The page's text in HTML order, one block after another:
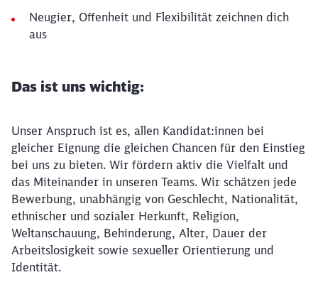
Neugier, Offenheit und Flexibilität zeichnen dich
aus
Das ist uns wichtig:
Unser Anspruch ist es, allen Kandidat:innen bei
gleicher Eignung die gleichen Chancen für den Einstieg
bei uns zu bieten. Wir fördern aktiv die Vielfalt und
das Miteinander in unseren Teams. Wir schätzen jede
Bewerbung, unabhängig von Geschlecht, Nationalität,
ethnischer und sozialer Herkunft, Religion,
Weltanschauung, Behinderung, Alter, Dauer der
Arbeitslosigkeit sowie sexueller Orientierung und
Identität.